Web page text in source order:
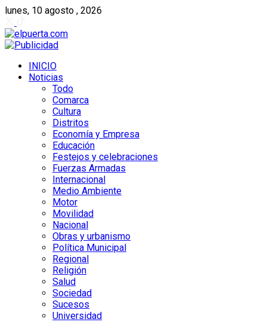
lunes, 10 agosto , 2026
INICIO
Noticias
Todo
Comarca
Cultura
Distritos
Economía y Empresa
Educación
Festejos y celebraciones
Fuerzas Armadas
Internacional
Medio Ambiente
Motor
Movilidad
Nacional
Obras y urbanismo
Política Municipal
Regional
Religión
Salud
Sociedad
Sucesos
Universidad